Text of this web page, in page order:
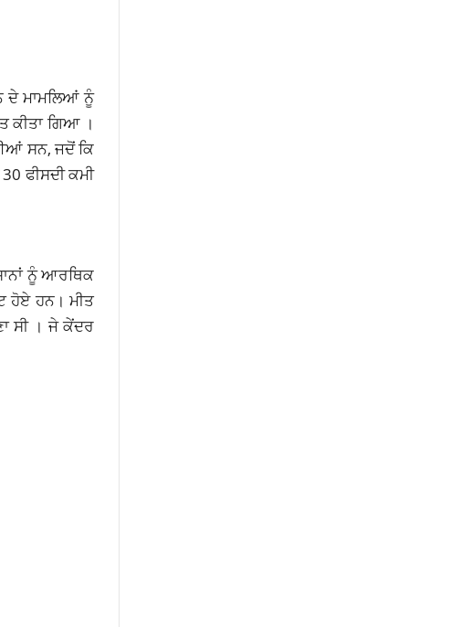
ਦੇ ਮਾਮਲਿਆਂ ਨੂੰ
ਕੀਤਾ ਗਿਆ ।
ਸਨ, ਜਦੋਂ ਕਿ
ਫੀਸਦੀ ਕਮੀ
ਨੂੰ ਆਰਥਿਕ
ਹੋਏ ਹਨ। ਮੀਤ
ਸੀ । ਜੇ ਕੇਂਦਰ